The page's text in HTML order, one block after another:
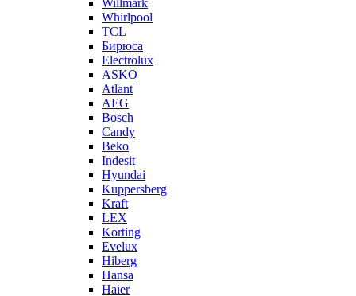
Willmark
Whirlpool
TCL
Бирюса
Electrolux
ASKO
Atlant
AEG
Bosch
Candy
Beko
Indesit
Hyundai
Kuppersberg
Kraft
LEX
Korting
Evelux
Hiberg
Hansa
Haier